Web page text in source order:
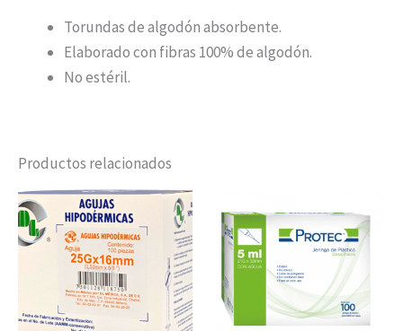
Torundas de algodón absorbente.
Elaborado con fibras 100% de algodón.
No estéril.
Productos relacionados